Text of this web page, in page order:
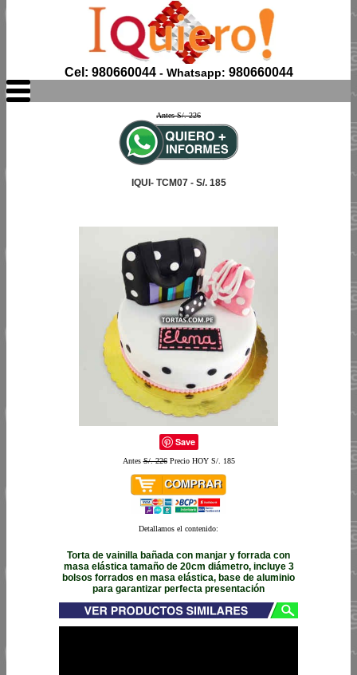
Cel: 980660044- Whatsapp: 980660044
Antes S/. 226
IQUI- TCM07 - S/. 185
Save
AntesS/. 226Precio HOY S/. 185
Detallamos el contenido:
Torta de vainilla bañada con manjar y forrada con
masa elástica tamaño de 20cm diámetro, incluye 3
bolsos forrados en masa elástica, base de aluminio
para garantizar perfecta presentación